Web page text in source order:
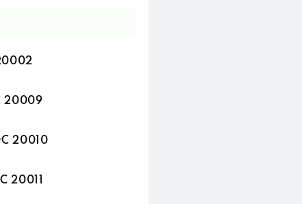
20009
20010
20011